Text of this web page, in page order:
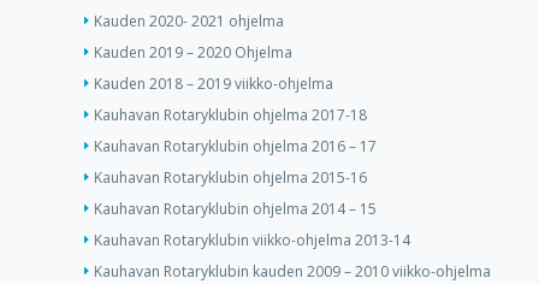
Kauden 2020- 2021 ohjelma
Kauden 2019 – 2020 Ohjelma
Kauden 2018 – 2019 viikko-ohjelma
Kauhavan Rotaryklubin ohjelma 2017-18
Kauhavan Rotaryklubin ohjelma 2016 – 17
Kauhavan Rotaryklubin ohjelma 2015-16
Kauhavan Rotaryklubin ohjelma 2014 – 15
Kauhavan Rotaryklubin viikko-ohjelma 2013-14
Kauhavan Rotaryklubin kauden 2009 – 2010 viikko-ohjelma